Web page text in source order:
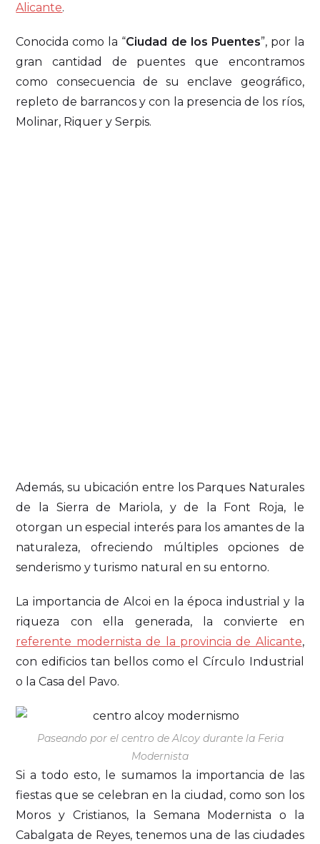
Alicante.
Conocida como la “Ciudad de los Puentes”, por la
gran cantidad de puentes que encontramos
como consecuencia de su enclave geográfico,
repleto de barrancos y con la presencia de los ríos,
Molinar, Riquer y Serpis.
Además, su ubicación entre los Parques Naturales
de la Sierra de Mariola, y de la Font Roja, le
otorgan un especial interés para los amantes de la
naturaleza, ofreciendo múltiples opciones de
senderismo y turismo natural en su entorno.
La importancia de Alcoi en la época industrial y la
riqueza con ella generada, la convierte en
referente modernista de la provincia de Alicante,
con edificios tan bellos como el Círculo Industrial
o la Casa del Pavo.
Paseando por el centro de Alcoy durante la Feria
Modernista
Si a todo esto, le sumamos la importancia de las
fiestas que se celebran en la ciudad, como son los
Moros y Cristianos, la Semana Modernista o la
Cabalgata de Reyes, tenemos una de las ciudades